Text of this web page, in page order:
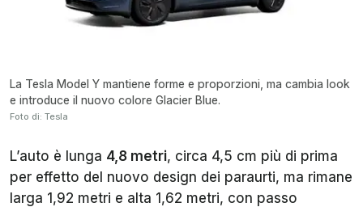
La Tesla Model Y mantiene forme e proporzioni, ma cambia look
e introduce il nuovo colore Glacier Blue.
Foto di: Tesla
L’auto è lunga 4,8 metri, circa 4,5 cm più di prima
per effetto del nuovo design dei paraurti, ma rimane
larga 1,92 metri e alta 1,62 metri, con passo